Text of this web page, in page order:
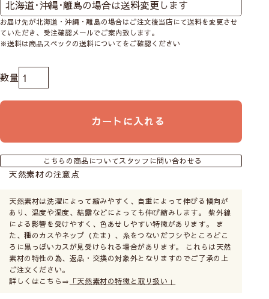
お届け先が北海道・沖縄・離島の場合はご注文後当店にて送料を変更させ
ていただき、受注確認メールでご案内致します。
※送料は商品スペックの送料についてをご確認ください
カートに入れる
こちらの商品についてスタッフに問い合わせる
天然素材の注意点
天然素材は洗濯によって縮みやすく、自重によって伸びる傾向が
あり、温度や湿度、結露などによっても伸び縮みします。 紫外線
による影響を受けやすく、色あせしやすい特徴があります。 ま
た、種のカスやネップ（たま）、糸をつないだフシやところどこ
ろに黒っぽいカスが見受けられる場合があります。 これらは天然
素材の特性の為、返品・交換の対象外となりますのでご了承の上
ご注文ください。
詳しくはこちら⇒ 「天然素材の特徴と取り扱い」